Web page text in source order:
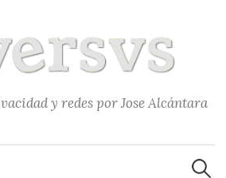
y redes por Jose Alcántara